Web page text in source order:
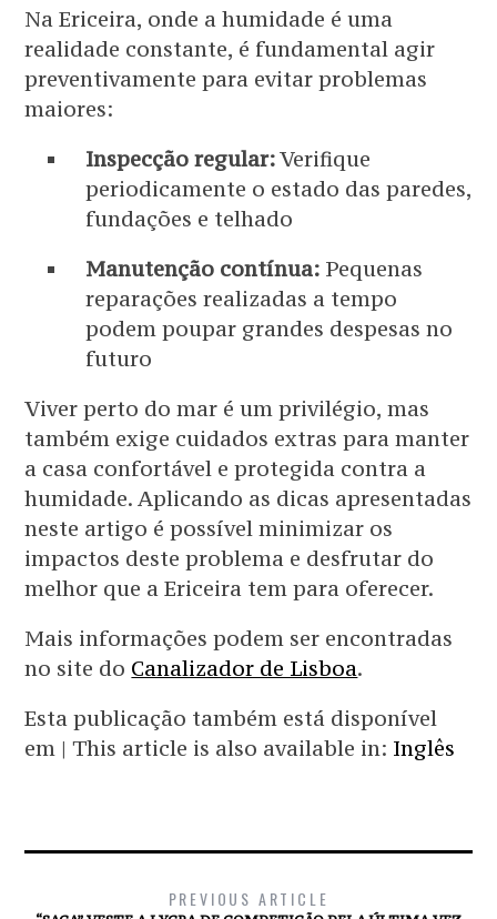
Na Ericeira, onde a humidade é uma
realidade constante, é fundamental agir
preventivamente para evitar problemas
maiores:
Inspecção regular:Verifique
periodicamente o estado das paredes,
fundações e telhado
Manutenção contínua: Pequenas
reparações realizadas a tempo
podem poupar grandes despesas no
futuro
Viver perto do mar é um privilégio, mas
também exige cuidados extras para manter
a casa confortável e protegida contra a
humidade. Aplicando as dicas apresentadas
neste artigo é possível minimizar os
impactos deste problema e desfrutar do
melhor que a Ericeira tem para oferecer.
Mais informações podem ser encontradas
no site do Canalizador de Lisboa.
Esta publicação também está disponível
em | This article is also available in: Inglês
PREVIOUS ARTICLE